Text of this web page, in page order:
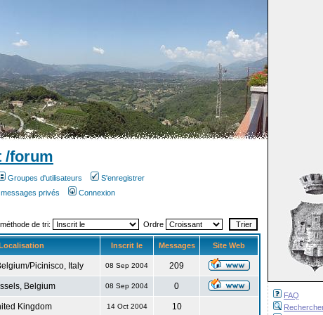
FAQ
/forum
Groupes d'utilisateurs
S'enregistrer
privés Connexion
de tri: Ordre
Inscrit le Messages Site Web
Picinisco, Italy 08 Sep 2004 209
Belgium 08 Sep 2004 0
Kingdom 14 Oct 2004 10